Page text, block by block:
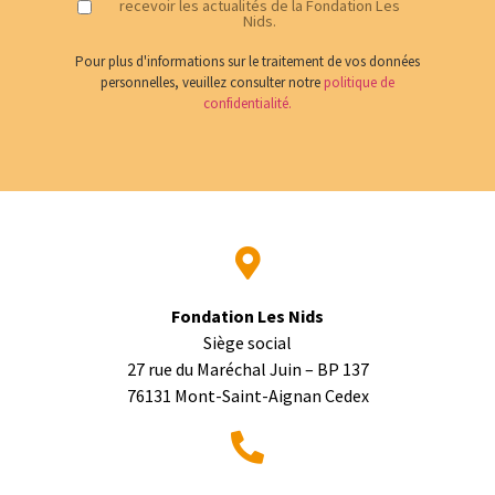
recevoir les actualités de la Fondation Les
Nids.
Pour plus d'informations sur le traitement de vos données
personnelles, veuillez consulter notre politique de
confidentialité.
Fondation Les Nids
Siège social
27 rue du Maréchal Juin – BP 137
76131 Mont-Saint-Aignan Cedex